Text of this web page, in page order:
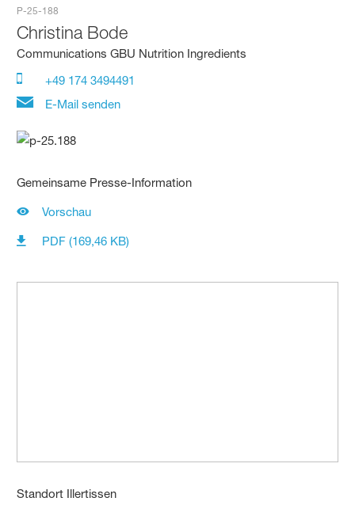
P-25-188
Christina Bode
Communications GBU Nutrition Ingredients
+49 174 3494491
E-Mail senden
Gemeinsame Presse-Information
Vorschau
PDF (169,46 KB)
Standort Illertissen